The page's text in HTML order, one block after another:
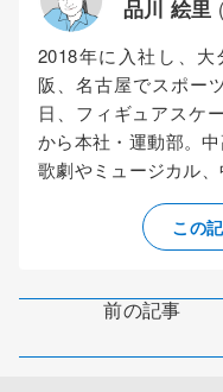
品川 絵里
2018年に入社し、
阪、名古屋でスポー
日、フィギュアスケ
から本社・運動部。
歌劇やミュージカル、
この
前の記事